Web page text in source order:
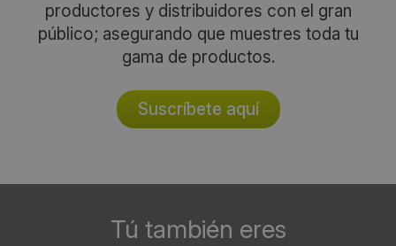
productores y distribuidores con el gran
público; asegurando que muestres toda tu
gama de productos.
Suscríbete aquí
Tú también eres